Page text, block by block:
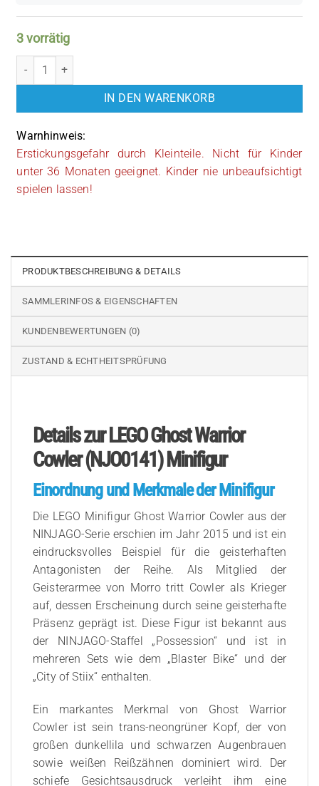
3 vorrätig
LEGO NINJAGO: Ghost Warrior Cowler (NJO0141) Menge
IN DEN WARENKORB
Warnhinweis:
Erstickungsgefahr durch Kleinteile. Nicht für Kinder
unter 36 Monaten geeignet. Kinder nie unbeaufsichtigt
spielen lassen!
PRODUKTBESCHREIBUNG & DETAILS
SAMMLERINFOS & EIGENSCHAFTEN
KUNDENBEWERTUNGEN (0)
ZUSTAND & ECHTHEITSPRÜFUNG
Details zur LEGO Ghost Warrior
Cowler (NJO0141) Minifigur
Einordnung und Merkmale der Minifigur
Die LEGO Minifigur Ghost Warrior Cowler aus der
NINJAGO-Serie erschien im Jahr 2015 und ist ein
eindrucksvolles Beispiel für die geisterhaften
Antagonisten der Reihe. Als Mitglied der
Geisterarmee von Morro tritt Cowler als Krieger
auf, dessen Erscheinung durch seine geisterhafte
Präsenz geprägt ist. Diese Figur ist bekannt aus
der NINJAGO-Staffel „Possession“ und ist in
mehreren Sets wie dem „Blaster Bike“ und der
„City of Stiix“ enthalten.
Ein markantes Merkmal von Ghost Warrior
Cowler ist sein trans-neongrüner Kopf, der von
großen dunkellila und schwarzen Augenbrauen
sowie weißen Reißzähnen dominiert wird. Der
schiefe Gesichtsausdruck verleiht ihm eine